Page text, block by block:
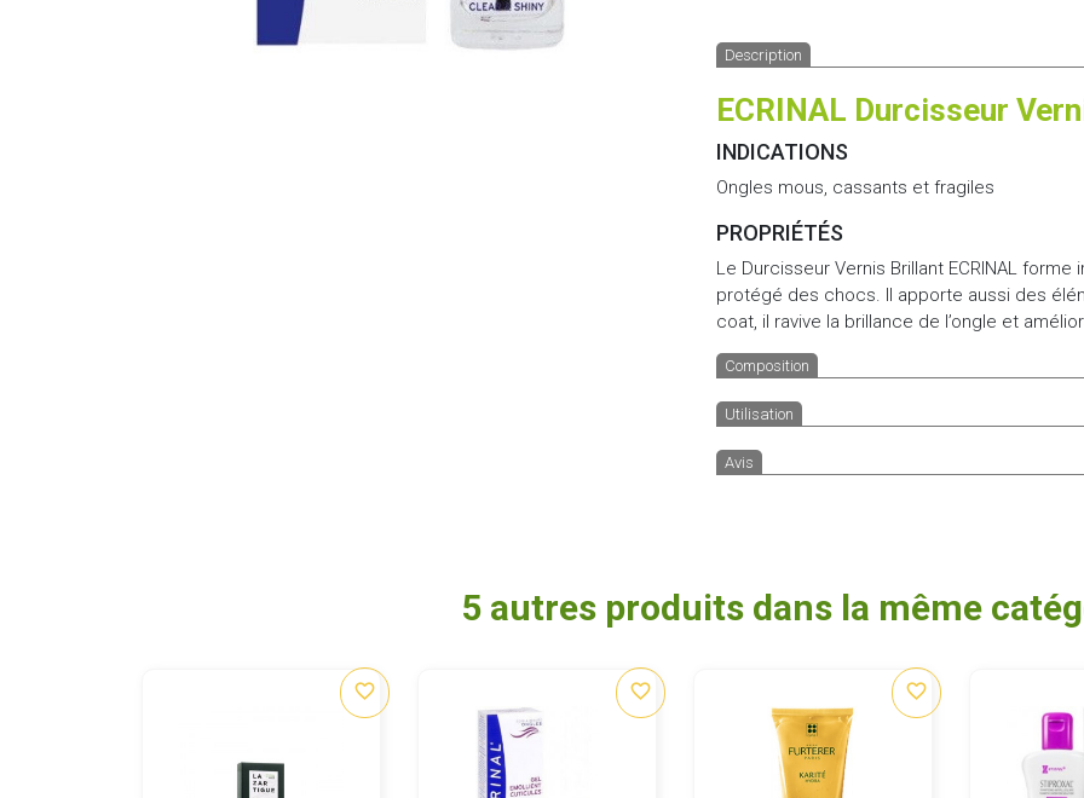
Description
ECRINAL Durcisseur
INDICATIONS
Ongles mous, cassants et fragiles
PROPRIÉTÉS
Le Durcisseur Vernis Brillant ECRINAL
protégé des chocs. Il apporte aussi des
coat, il ravive la brillance de l’ongle et
Composition
Utilisation
Avis
5 autres produits dans la même
favorite_border favorite_border favorite_border